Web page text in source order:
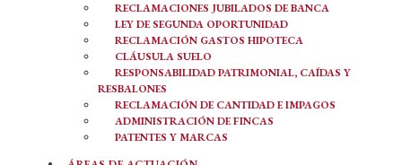
RECLAMACIONES JUBILADOS DE BANCA
LEY DE SEGUNDA OPORTUNIDAD
RECLAMACIÓN GASTOS HIPOTECA
CLÁUSULA SUELO
RESPONSABILIDAD PATRIMONIAL, CAÍDAS Y
RESBALONES
RECLAMACIÓN DE CANTIDAD E IMPAGOS
ADMINISTRACIÓN DE FINCAS
PATENTES Y MARCAS